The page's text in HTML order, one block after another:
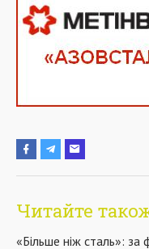
Читайте
«Більше ніж сталь»: за